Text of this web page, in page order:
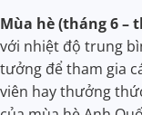
Mùa hè (tháng 6 –
với nhiệt độ trung
tưởng để tham gia
viên hay thưởng